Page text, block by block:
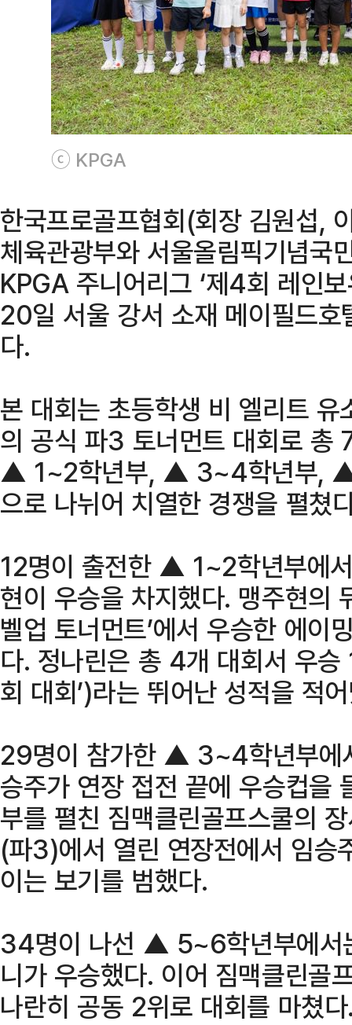
ⓒ KPGA
한국프로골프협회(회장 김원섭,
체육관광부와 서울올림픽기념국
KPGA 주니어리그 ‘제4회 레인
20일 서울 강서 소재 메이필드
다.
본 대회는 초등학생 비 엘리트
의 공식 파3 토너먼트 대회로 총
▲ 1~2학년부, ▲ 3~4학년부,
으로 나뉘어 치열한 경쟁을 펼쳤
12명이 출전한 ▲ 1~2학년부에
현이 우승을 차지했다. 맹주현의
벨업 토너먼트’에서 우승한 에
다. 정나린은 총 4개 대회서 우
회 대회’)라는 뛰어난 성적을 적
29명이 참가한 ▲ 3~4학년부에
승주가 연장 접전 끝에 우승컵을
부를 펼친 짐맥클린골프스쿨의
(파3)에서 열린 연장전에서 임승
이는 보기를 범했다.
34명이 나선 ▲ 5~6학년부에서
니가 우승했다. 이어 짐맥클린골
나란히 공동 2위로 대회를 마쳤